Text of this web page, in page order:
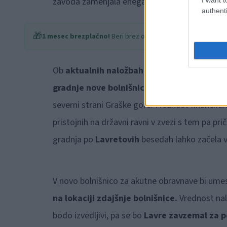
🎁1 mesec brezplačno! Beri brez oglasov
Ob aktualnih naložbah v novo opremo
gradnje nove bolnišnice
na drugi lokaciji v
severni strani Graške gore. Možnost
pristojnih na državni ravni v zvezi s tem pa
gradnja po Lavretovih besedah lahko začela
V novo bolnišnico za akutne obravnave bi
na lokaciji zdajšnje bolnišnice. Vrednost
bodo izvedljivi, pa se bo Lavre zavzemal za